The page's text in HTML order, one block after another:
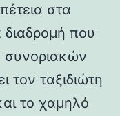
στα
διαδρομή που
συνοριακών
τον ταξιδιώτη
το χαμηλό